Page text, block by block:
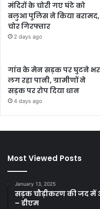
मंदिरों के चोरी गए घंटे को
बलुआ पुलिस ने किया बरामद,
चोर गिरफ्तार
2 days ago
गांव के मेन सड़क पर घुटने भर
लग रहा पानी, ग्रामीणों ने
सड़क पर रोप दिया धान
4 days ago
Most Viewed Posts
January 13, 2025
सड़क चौड़ीकरण की जद में
– डीएम